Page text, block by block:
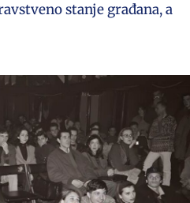
stanje građana, a